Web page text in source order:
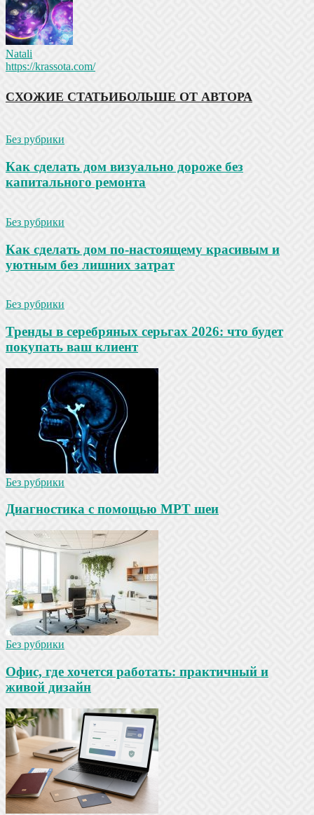
Natali
https://krassota.com/
СХОЖИЕ СТАТЬИБОЛЬШЕ ОТ АВТОРА
Без рубрики
Как сделать дом визуально дороже без
капитального ремонта
Без рубрики
Как сделать дом по-настоящему красивым и
уютным без лишних затрат
Без рубрики
Тренды в серебряных серьгах 2026: что будет
покупать ваш клиент
Без рубрики
Диагностика с помощью МРТ шеи
Без рубрики
Офис, где хочется работать: практичный и
живой дизайн